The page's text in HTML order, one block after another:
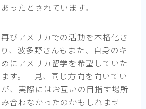
ったとされています。
びアメリカでの活動を本格化さ
、波多野さんもまた、自身のキ
にアメリカ留学を希望していた
す。一見、同じ方向を向いてい
、実際にはお互いの目指す場所
合わなかったのかもしれませ